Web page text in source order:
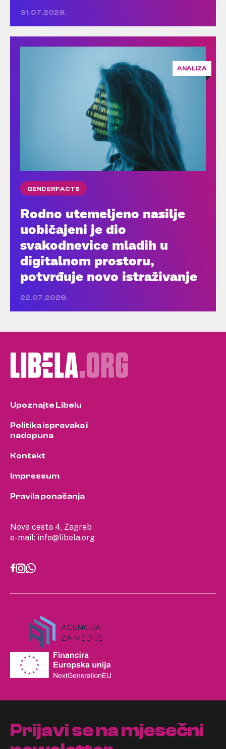
31.07.2026.
ANALIZA
GENDERFACTS
Rodno utemeljeno nasilje
uobičajeni je dio
svakodnevice mladih u
digitalnom prostoru,
potvrđuje novo istraživanje
22.07.2026.
Nova cesta 4, Zagreb
e-mail: info@libela.org
Upoznajte Libelu
Politika ispravaka i
nadopuna
Kontakt
Impressum
Pravila ponašanja
Prijavi se na mjesečni